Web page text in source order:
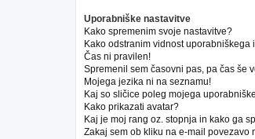
Uporabniške nastavitve
Kako spremenim svoje nastavitve?
Kako odstranim vidnost
Čas ni pravilen!
Spremenil sem časovni pas, pa čas še
Mojega jezika ni na seznamu!
Kaj so sličice poleg mojega
Kako prikazati avatar?
Kaj je moj rang oz. stopnja in kako ga
Zakaj sem ob kliku na e-mail